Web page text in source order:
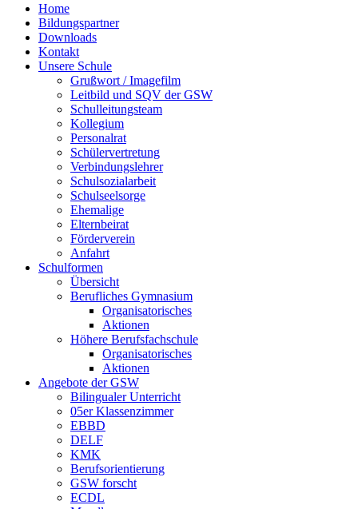
Home
Bildungspartner
Downloads
Kontakt
Unsere Schule
Grußwort / Imagefilm
Leitbild und SQV der GSW
Schulleitungsteam
Kollegium
Personalrat
Schülervertretung
Verbindungslehrer
Schulsozialarbeit
Schulseelsorge
Ehemalige
Elternbeirat
Förderverein
Anfahrt
Schulformen
Übersicht
Berufliches Gymnasium
Organisatorisches
Aktionen
Höhere Berufsfachschule
Organisatorisches
Aktionen
Angebote der GSW
Bilingualer Unterricht
05er Klassenzimmer
EBBD
DELF
KMK
Berufsorientierung
GSW forscht
ECDL